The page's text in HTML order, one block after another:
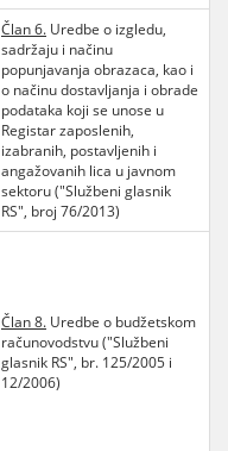
Član 6. Uredbe o izgledu,
sadržaju i načinu
popunjavanja obrazaca, kao i
o načinu dostavljanja i obrade
podataka koji se unose u
Registar zaposlenih,
izabranih, postavljenih i
angažovanih lica u javnom
sektoru ("Službeni glasnik
RS", broj 76/2013)
Član 8. Uredbe o budžetskom
računovodstvu ("Službeni
glasnik RS", br. 125/2005 i
12/2006)